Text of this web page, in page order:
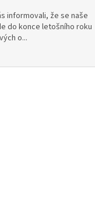
informovali, že se naše
do konce letošního roku
o...